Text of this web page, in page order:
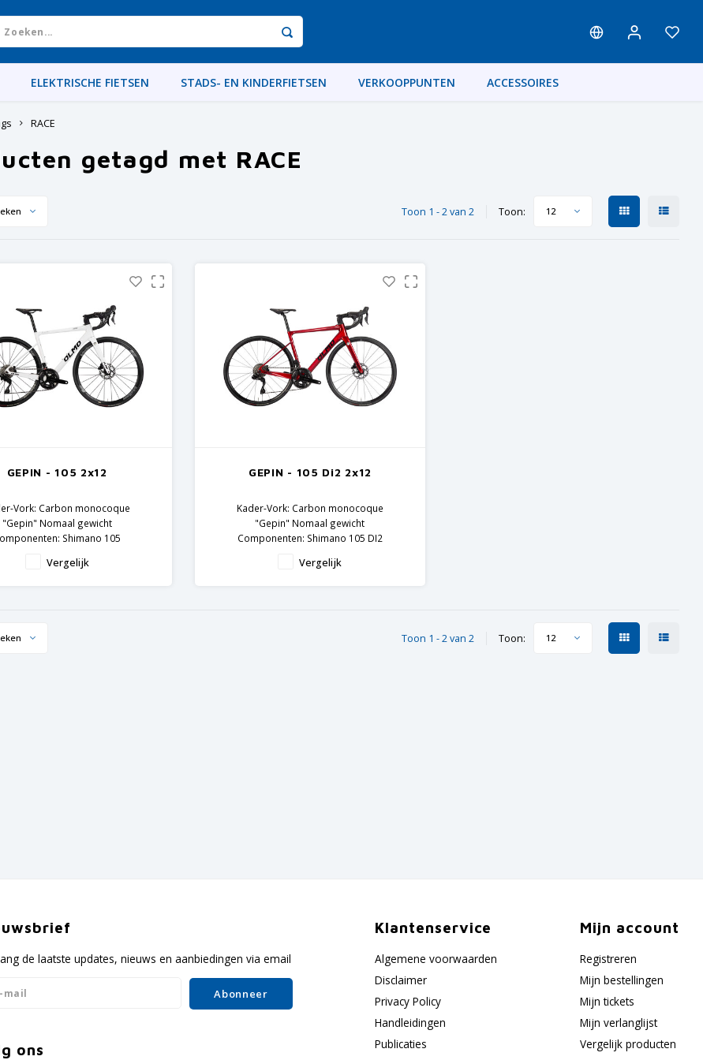
ELEKTRISCHE FIETSEN STADS- EN KINDERFIETSEN VERKOOPPUNTEN ACCESSOIRES
RACE
getagd met RACE
Toon 1 - 2 van 2 Toon: 12
GEPIN - 105 2x12
Vork: Carbon monocoque
"Gepin" Nomaal gewicht
Shimano 105
Vergelijk
GEPIN - 105 Di2 2x12
Kader-Vork: Carbon monocoque
"Gepin" Nomaal gewicht
Componenten: Shimano 105 DI2
Vergelijk
Toon 1 - 2 van 2 Toon: 12
de laatste updates, nieuws en aanbiedingen via email
Abonneer
ons
Klantenservice
Algemene voorwaarden
Disclaimer
Privacy Policy
Handleidingen
Publicaties
Mijn account
Registreren
Mijn bestellingen
Mijn tickets
Mijn verlanglijst
Vergelijk producten